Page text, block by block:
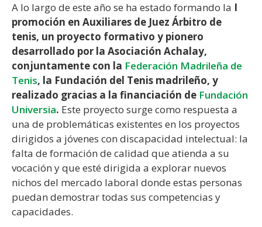
A lo largo de este año se ha estado formando la I
promoción en Auxiliares de Juez Árbitro de
tenis, un proyecto formativo y pionero
desarrollado por la Asociación Achalay,
conjuntamente con la Federación Madrileña de
Tenis, la Fundación del Tenis madrileño, y
realizado gracias a la financiación de Fundación
Universia. Este proyecto surge como respuesta a
una de problemáticas existentes en los proyectos
dirigidos a jóvenes con discapacidad intelectual: la
falta de formación de calidad que atienda a su
vocación y que esté dirigida a explorar nuevos
nichos del mercado laboral donde estas personas
puedan demostrar todas sus competencias y
capacidades.